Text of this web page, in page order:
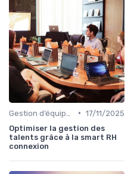
• 17/11/2025
Optimiser la gestion des
talents grâce à la smart RH
connexion